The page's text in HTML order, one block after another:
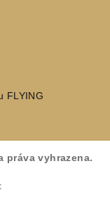
FLYING
práva vyhrazena.